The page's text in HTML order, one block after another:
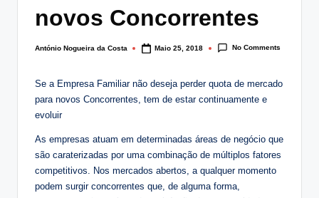
novos Concorrentes
Posted
António Nogueira da Costa Maio 25, 2018 No Comments
Se a Empresa Familiar não deseja perder quota de mercado
para novos Concorrentes, tem de estar continuamente e
evoluir
As empresas atuam em determinadas áreas de negócio que
são caraterizadas por uma combinação de múltiplos fatores
competitivos. Nos mercados abertos, a qualquer momento
podem surgir concorrentes que, de alguma forma,